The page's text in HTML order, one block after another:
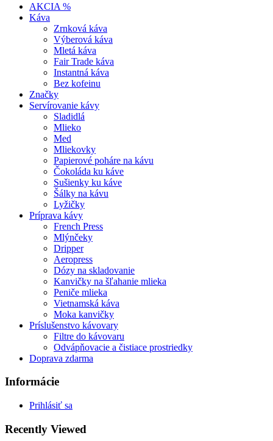
AKCIA %
Káva
Zrnková káva
Výberová káva
Mletá káva
Fair Trade káva
Instantná káva
Bez kofeinu
Značky
Servírovanie kávy
Sladidlá
Mlieko
Med
Mliekovky
Papierové poháre na kávu
Čokoláda ku káve
Sušienky ku káve
Šálky na kávu
Lyžičky
Príprava kávy
French Press
Mlýnčeky
Dripper
Aeropress
Dózy na skladovanie
Kanvičky na šľahanie mlieka
Peniče mlieka
Vietnamská káva
Moka kanvičky
Príslušenstvo kávovary
Filtre do kávovaru
Odvápňovacie a čistiace prostriedky
Doprava zdarma
Informácie
Prihlásiť sa
Recently Viewed